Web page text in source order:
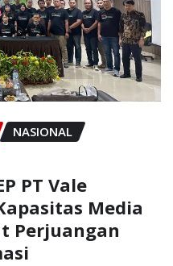
NASIONAL
PT Vale
Media
Perjuangan